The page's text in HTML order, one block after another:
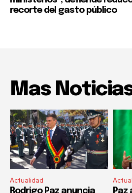
recorte del gasto público
Mas
Actualidad
Rodrigo Paz anuncia
Paz